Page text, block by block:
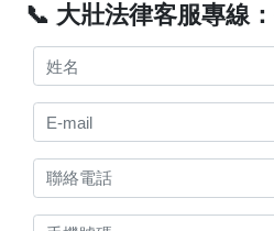
📞 大壯法律客服專線：